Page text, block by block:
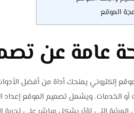
الموقع
عامة عن
إلكتروني يمنحك أداة من أفضل
أو الخدمات. ويشمل تصميم الموقع إعداد